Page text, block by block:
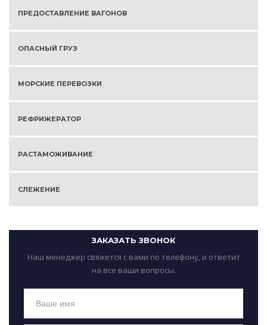
ПРЕДОСТАВЛЕНИЕ ВАГОНОВ
ОПАСНЫЙ ГРУЗ
МОРСКИЕ ПЕРЕВОЗКИ
РЕФРИЖЕРАТОР
РАСТАМОЖИВАНИЕ
СЛЕЖЕНИЕ
ЗАКАЗАТЬ ЗВОНОК
Наш менеджер свяжется с вами по телефону, и ответит
на все ваши вопросы.